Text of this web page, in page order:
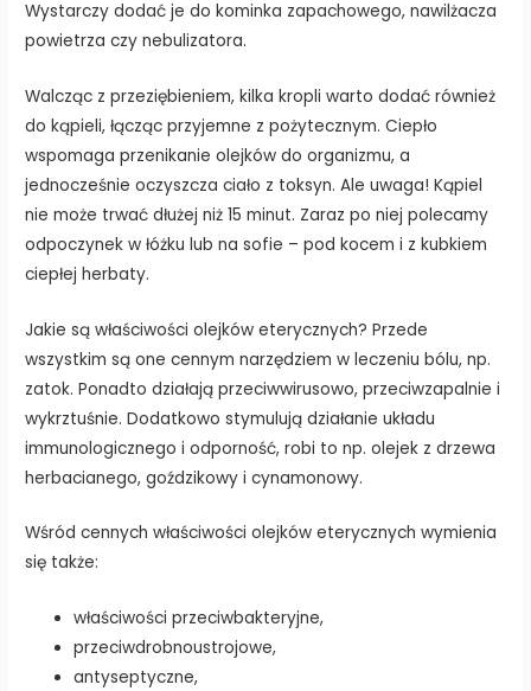
Wystarczy dodać je do kominka zapachowego, nawilżacza
powietrza czy nebulizatora.
Walcząc z przeziębieniem, kilka kropli warto dodać również
do kąpieli, łącząc przyjemne z pożytecznym. Ciepło
wspomaga przenikanie olejków do organizmu, a
jednocześnie oczyszcza ciało z toksyn. Ale uwaga! Kąpiel
nie może trwać dłużej niż 15 minut. Zaraz po niej polecamy
odpoczynek w łóżku lub na sofie – pod kocem i z kubkiem
ciepłej herbaty.
Jakie są właściwości olejków eterycznych? Przede
wszystkim są one cennym narzędziem w leczeniu bólu, np.
zatok. Ponadto działają przeciwwirusowo, przeciwzapalnie i
wykrztuśnie. Dodatkowo stymulują działanie układu
immunologicznego i odporność, robi to np. olejek z drzewa
herbacianego, goździkowy i cynamonowy.
Wśród cennych właściwości olejków eterycznych wymienia
się także:
właściwości przeciwbakteryjne,
przeciwdrobnoustrojowe,
antyseptyczne,